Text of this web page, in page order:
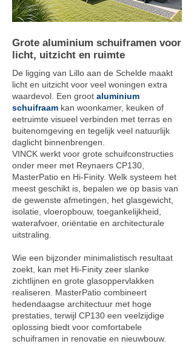
Grote aluminium schuiframen voor
licht, uitzicht en ruimte
De ligging van Lillo aan de Schelde maakt
licht en uitzicht voor veel woningen extra
waardevol. Een groot aluminium
schuifraam kan woonkamer, keuken of
eetruimte visueel verbinden met terras en
buitenomgeving en tegelijk veel natuurlijk
daglicht binnenbrengen.
VINCK werkt voor grote schuifconstructies
onder meer met Reynaers CP130,
MasterPatio en Hi-Finity. Welk systeem het
meest geschikt is, bepalen we op basis van
de gewenste afmetingen, het glasgewicht,
isolatie, vloeropbouw, toegankelijkheid,
waterafvoer, oriëntatie en architecturale
uitstraling.
Wie een bijzonder minimalistisch resultaat
zoekt, kan met Hi-Finity zeer slanke
zichtlijnen en grote glasoppervlakken
realiseren. MasterPatio combineert
hedendaagse architectuur met hoge
prestaties, terwijl CP130 een veelzijdige
oplossing biedt voor comfortabele
schuiframen in renovatie en nieuwbouw.